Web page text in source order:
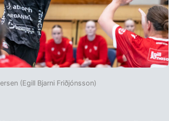
(Egill Bjarni Friðjónsson)